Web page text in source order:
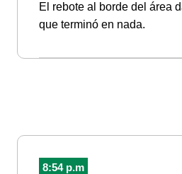
El rebote al borde del área
que terminó en nada.
8:54 p.m